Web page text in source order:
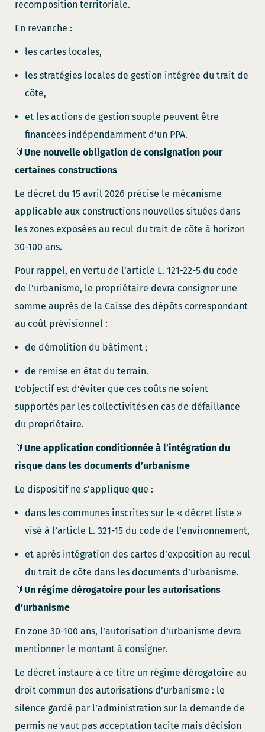
recomposition territoriale.
En revanche :
les cartes locales,
les stratégies locales de gestion intégrée du trait de
côte,
et les actions de gestion souple peuvent être
financées indépendamment d’un PPA.
🔰Une nouvelle obligation de consignation pour
certaines constructions
Le décret du 15 avril 2026 précise le mécanisme
applicable aux constructions nouvelles situées dans
les zones exposées au recul du trait de côte à horizon
30-100 ans.
Pour rappel, en vertu de l’article L. 121-22-5 du code
de l’urbanisme, le propriétaire devra consigner une
somme auprès de la Caisse des dépôts correspondant
au coût prévisionnel :
de démolition du bâtiment ;
de remise en état du terrain.
L’objectif est d’éviter que ces coûts ne soient
supportés par les collectivités en cas de défaillance
du propriétaire.
🔰Une application conditionnée à l’intégration du
risque dans les documents d’urbanisme
Le dispositif ne s’applique que :
dans les communes inscrites sur le « décret liste »
visé à l’article L. 321-15 du code de l’environnement,
et après intégration des cartes d’exposition au recul
du trait de côte dans les documents d’urbanisme.
🔰Un régime dérogatoire pour les autorisations
d’urbanisme
En zone 30-100 ans, l’autorisation d’urbanisme devra
mentionner le montant à consigner.
Le décret instaure à ce titre un régime dérogatoire au
droit commun des autorisations d’urbanisme : le
silence gardé par l’administration sur la demande de
permis ne vaut pas acceptation tacite mais décision